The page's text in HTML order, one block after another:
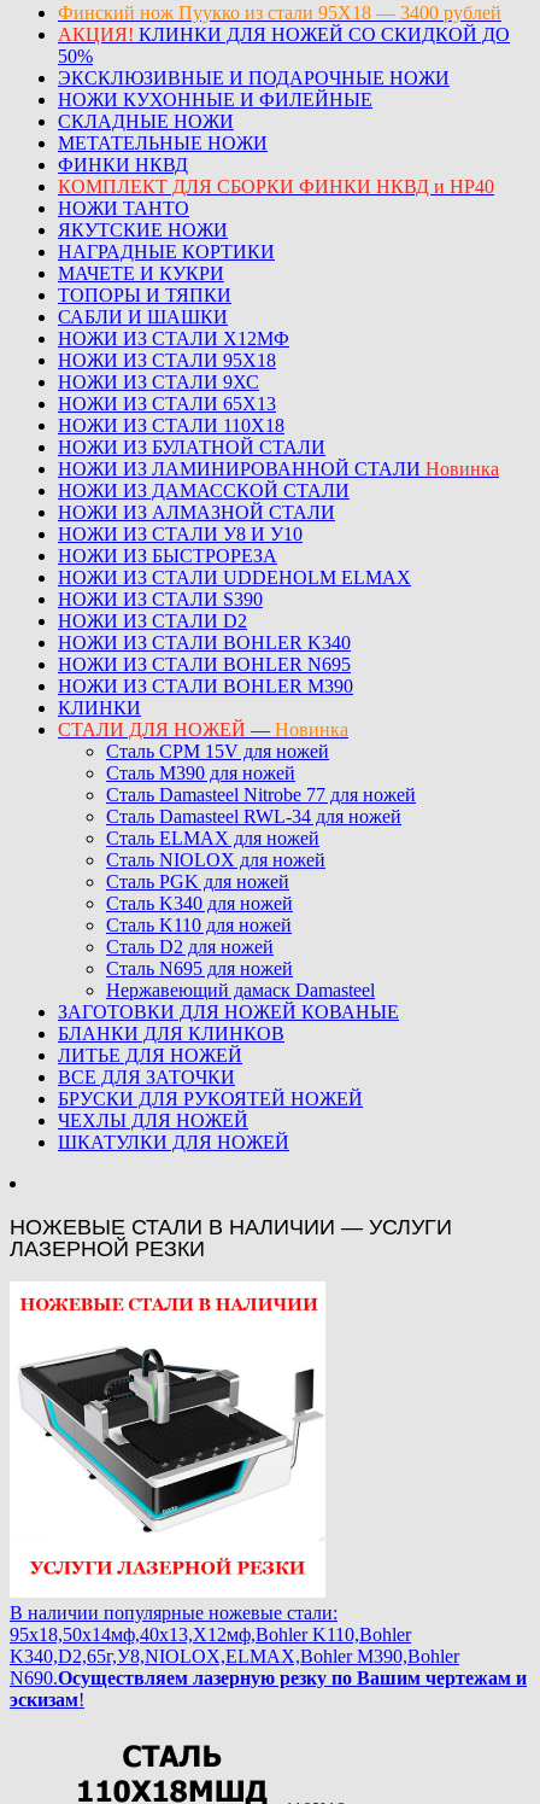
Финский нож Пуукко из стали 95Х18 — 3400 рублей
АКЦИЯ! КЛИНКИ ДЛЯ НОЖЕЙ СО СКИДКОЙ ДО
50%
ЭКСКЛЮЗИВНЫЕ И ПОДАРОЧНЫЕ НОЖИ
НОЖИ КУХОННЫЕ И ФИЛЕЙНЫЕ
СКЛАДНЫЕ НОЖИ
МЕТАТЕЛЬНЫЕ НОЖИ
ФИНКИ НКВД
КОМПЛЕКТ ДЛЯ СБОРКИ ФИНКИ НКВД и НР40
НОЖИ ТАНТО
ЯКУТСКИЕ НОЖИ
НАГРАДНЫЕ КОРТИКИ
МАЧЕТЕ И КУКРИ
ТОПОРЫ И ТЯПКИ
САБЛИ И ШАШКИ
НОЖИ ИЗ СТАЛИ Х12МФ
НОЖИ ИЗ СТАЛИ 95Х18
НОЖИ ИЗ СТАЛИ 9ХС
НОЖИ ИЗ СТАЛИ 65Х13
НОЖИ ИЗ СТАЛИ 110Х18
НОЖИ ИЗ БУЛАТНОЙ СТАЛИ
НОЖИ ИЗ ЛАМИНИРОВАННОЙ СТАЛИ Новинка
НОЖИ ИЗ ДАМАССКОЙ СТАЛИ
НОЖИ ИЗ АЛМАЗНОЙ СТАЛИ
НОЖИ ИЗ СТАЛИ У8 И У10
НОЖИ ИЗ БЫСТРОРЕЗА
НОЖИ ИЗ СТАЛИ UDDEHOLM ELMAX
НОЖИ ИЗ СТАЛИ S390
НОЖИ ИЗ СТАЛИ D2
НОЖИ ИЗ СТАЛИ BOHLER K340
НОЖИ ИЗ СТАЛИ BOHLER N695
НОЖИ ИЗ СТАЛИ BOHLER M390
КЛИНКИ
СТАЛИ ДЛЯ НОЖЕЙ — Новинка
Сталь CPM 15V для ножей
Сталь M390 для ножей
Сталь Damasteel Nitrobe 77 для ножей
Сталь Damasteel RWL-34 для ножей
Сталь ELMAX для ножей
Сталь NIOLOX для ножей
Сталь PGK для ножей
Сталь K340 для ножей
Сталь K110 для ножей
Сталь D2 для ножей
Сталь N695 для ножей
Нержавеющий дамаск Damasteel
ЗАГОТОВКИ ДЛЯ НОЖЕЙ КОВАНЫЕ
БЛАНКИ ДЛЯ КЛИНКОВ
ЛИТЬЕ ДЛЯ НОЖЕЙ
ВСЕ ДЛЯ ЗАТОЧКИ
БРУСКИ ДЛЯ РУКОЯТЕЙ НОЖЕЙ
ЧЕХЛЫ ДЛЯ НОЖЕЙ
ШКАТУЛКИ ДЛЯ НОЖЕЙ
НОЖЕВЫЕ СТАЛИ В НАЛИЧИИ — УСЛУГИ
ЛАЗЕРНОЙ РЕЗКИ
В наличии популярные ножевые стали:
95х18,50х14мф,40х13,Х12мф,Bohler K110,Bohler
K340,D2,65г,У8,NIOLOX,ELMAX,Bohler М390,Bohler
N690.Осуществляем лазерную резку по Вашим чертежам и
эскизам!